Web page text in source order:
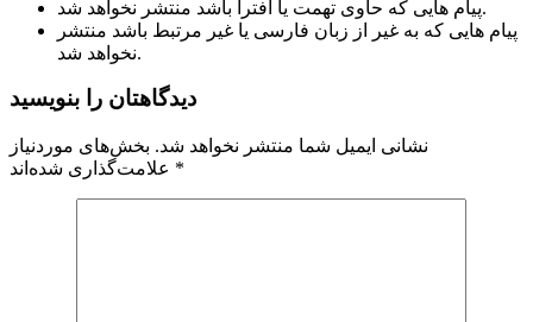
پیام هایی که حاوی تهمت یا افترا باشد منتشر نخواهد شد.
پیام هایی که به غیر از زبان فارسی یا غیر مرتبط باشد منتشر
نخواهد شد.
دیدگاهتان را بنویسید
نشانی ایمیل شما منتشر نخواهد شد. بخش‌های موردنیاز
*